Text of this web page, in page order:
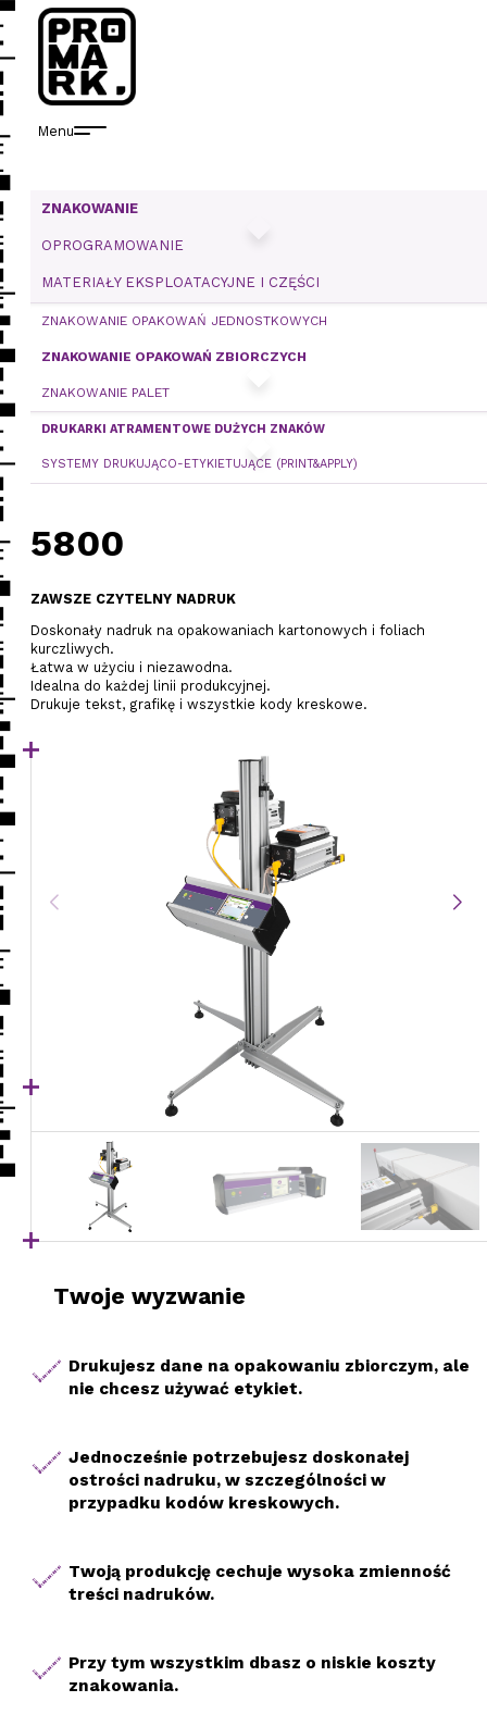
Znakowanie
Materiały eksploatacyjne i części
Najem urządzeń
Oprogramowanie
Przemysł 4.0
Folia opakowaniowa
Opakowania plastikowe
Opakowania papierowe
Kartony
Puszki
Palety
Etykietowanie
System wizyjny
Kontakt z nami
Pliki do pobrania
Menu
ZNAKOWANIE
OPROGRAMOWANIE
MATERIAŁY EKSPLOATACYJNE I CZĘŚCI
ZNAKOWANIE OPAKOWAŃ JEDNOSTKOWYCH
ZNAKOWANIE OPAKOWAŃ ZBIORCZYCH
ZNAKOWANIE PALET
DRUKARKI ATRAMENTOWE DUŻYCH ZNAKÓW
SYSTEMY DRUKUJĄCO-ETYKIETUJĄCE (PRINT&APPLY)
5800
ZAWSZE CZYTELNY NADRUK
Doskonały nadruk na opakowaniach kartonowych i foliach
kurczliwych.
Łatwa w użyciu i niezawodna.
Idealna do każdej linii produkcyjnej.
Drukuje tekst, grafikę i wszystkie kody kreskowe.
Twoje wyzwanie
Drukujesz dane na opakowaniu zbiorczym, ale
nie chcesz używać etykiet.
Jednocześnie potrzebujesz doskonałej
ostrości nadruku, w szczególności w
przypadku kodów kreskowych.
Twoją produkcję cechuje wysoka zmienność
treści nadruków.
Przy tym wszystkim dbasz o niskie koszty
znakowania.